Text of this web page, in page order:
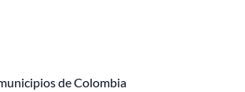
de Colombia